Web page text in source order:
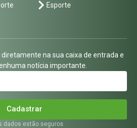
Esporte
na sua caixa de entrada e
notícia importante.
Cadastrar
dados estão seguros